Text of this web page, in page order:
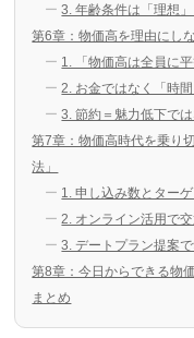
3. 年齢条件は「理想」
第6章：物価高を理由にし
1. 「物価高は全員に
2. お金ではなく「時
3. 節約＝魅力低下で
第7章：物価高時代を乗り
法」
1. 申し込み数とター
2. オンライン活用で
3. デートプラン提案
第8章：今日からできる物
まとめ